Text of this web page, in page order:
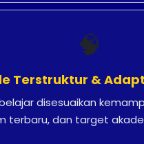
🧠
Terstruktur &
disesuaikan
terbaru, dan target